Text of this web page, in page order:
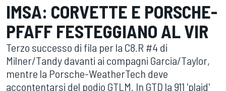
IMSA: CORVETTE E PORSCHE-
PFAFF FESTEGGIANO AL VIR
Terzo successo di fila per la C8.R #4 di
Milner/Tandy davanti ai compagni Garcia/Taylor,
mentre la Porsche-WeatherTech deve
accontentarsi del podio GTLM. In GTD la 911 'plaid'